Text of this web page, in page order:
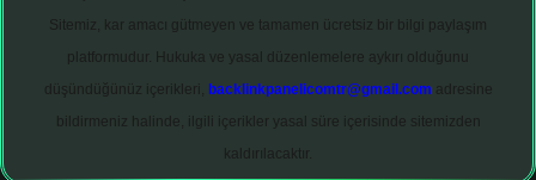
Sitemiz, kar amacı gütmeyen ve tamamen ücretsiz bir bilgi paylaşım
platformudur. Hukuka ve yasal düzenlemelere aykırı olduğunu
düşündüğünüz içerikleri, backlinkpanelicomtr@gmail.com adresine
bildirmeniz halinde, ilgili içerikler yasal süre içerisinde sitemizden
kaldırılacaktır.